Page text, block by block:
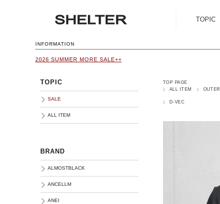
TOPIC
INFORMATION
2026 SUMMER MORE SALE++
TOP PAGE
ALL ITEM
OUTER
D-VEC
TOPIC
SALE
ALL ITEM
BRAND
ALMOSTBLACK
ANCELLM
ANEI